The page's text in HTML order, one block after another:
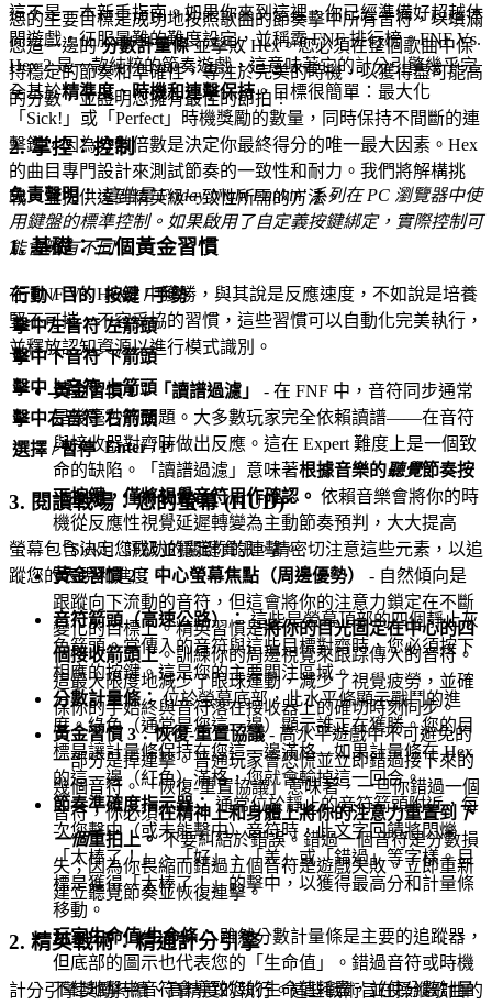
您的主要目標是成功地按照歌曲的節奏擊中所有音符，以填滿
您這一邊的分數計量條並擊敗 Hex。您必須在整個歌曲中保
持穩定的節奏和準確性，專注於完美的時機，以獲得盡可能高
的分數，並證明您擁有最佳的節拍！
2. 掌控：控制
免責聲明： 這些是 Friday Night Funkin' 系列在 PC 瀏覽器中使
用鍵盤的標準控制。如果啟用了自定義按鍵綁定，實際控制可
能會略有不同。
行動 / 目的 按鍵 / 手勢
擊中左音符 左箭頭
擊中下音符 下箭頭
擊中上音符 上箭頭
擊中右音符 右箭頭
選擇 / 暫停 Enter / P
3. 閱讀戰場：您的螢幕 (HUD)
螢幕包含決定您成功的關鍵資訊。請密切注意這些元素，以追
蹤您的表現和進度。
音符箭頭（高速公路）：這些是螢幕頂部的四個靜止灰
色箭頭。當傳入的音符與這些目標對齊時，您必須按下
相應的按鍵。這是您的主要關注區域。
分數計量條：位於螢幕底部，此水平條顯示戰鬥的進
度。綠色（通常是您這一邊）顯示誰正在獲勝。您的目
標是讓計量條保持在您這一邊滿格—如果計量條在 Hex
的這一邊（紅色）滿格，您就會輸掉這一回合。
節奏準確度指示器： 通常位於靜止的音符箭頭附近，每
次您擊中（或未能擊中）音符時，此文字回饋將閃爍
「太棒了！」、「好」、「差」或「錯過」等字樣。目
標是獲得「太棒了！」的擊中，以獲得最高分和計量條
移動。
玩家生命值/生命條：雖然分數計量條是主要的追蹤器，
但底部的圖示也代表您的「生命值」。錯過音符或時機
不佳地擊中音符會導致您的生命值耗盡，並使分數計量
這不是一本新手指南。如果你來到這裡，你已經準備好超越休
閒遊戲，征服最難的難度設定，並稱霸 FNF 排行榜。FNF Vs.
Hex 2 是一款純粹的節奏遊戲，這意味著它的計分引擎幾乎完
全基於精準度、時機和連擊保持。目標很簡單：最大化
「Sick!」或「Perfect」時機獎勵的數量，同時保持不間斷的連
擊鏈，因為分數倍數是決定你最終得分的唯一最大因素。Hex
的曲目專門設計來測試節奏的一致性和耐力。我們將解構挑
戰，並提供達到精英級一致性所需的方法。
1. 基礎：三個黃金習慣
在 FNF Vs. Hex 2 中獲勝，與其說是反應速度，不如說是培養
堅不可摧、不容妥協的習慣，這些習慣可以自動化完美執行，
並釋放認知資源以進行模式識別。
黃金習慣 1：「讀譜過濾」
- 在 FNF 中，音符同步通常
是幾毫秒的問題。大多數玩家完全依賴讀譜——在音符
與接收器對齊時做出反應。這在 Expert 難度上是一個致
命的缺陷。「讀譜過濾」意味著根據音樂的聽覺節奏按
下按鍵，僅將視覺音符用作確認。 依賴音樂會將你的時
機從反應性視覺延遲轉變為主動節奏預判，大大提高
「Sick!」評級並穩定你的連擊。
黃金習慣 2：中心螢幕焦點（周邊優勢）
- 自然傾向是
跟蹤向下流動的音符，但這會將你的注意力鎖定在不斷
變化的目標上。精英習慣是將你的目光固定在中心的四
個接收箭頭上。訓練你的周邊視覺來跟踪傳入的音符。
這最大限度地減少了眼球運動，減少了視覺疲勞，並確
保你的手始終與音符落在接收器上的確切時刻同步。
黃金習慣 3：恢復-重置協議- 高水平遊戲中不可避免的
一部分是掉連擊。普通玩家會恐慌並立即錯過接下來的
幾個音符。「恢復-重置協議」意味著，一旦你錯過一個
音符，你必須在精神上和身體上將你的注意力重置到 下
一個重拍上。不要糾結於錯誤。錯過一個音符是分數損
失；因為你畏縮而錯過五個音符是遊戲失敗。立即重新
建立聽覺節奏並恢復連擊。
2. 精英戰術：精通計分引擎
計分引擎獎勵持續、高精度的執行。這些戰術旨在操縱歌曲的